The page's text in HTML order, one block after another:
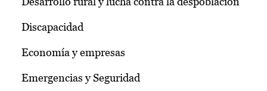
Discapacidad
Economía y empresas
Emergencias y Seguridad